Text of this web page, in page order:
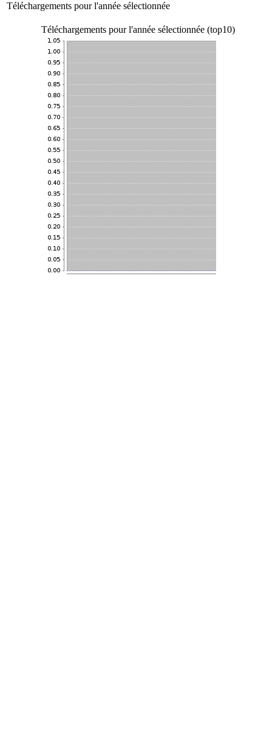
Téléchargements pour l'année sélectionnée
Téléchargements pour l'année sélectionnée (top10)